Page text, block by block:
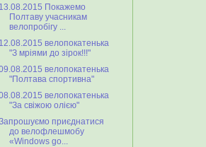
13.08.2015 Покажемо
Полтаву учасникам
велопробігу ...
12.08.2015 велопокатенька
"З мріями до зірок!!!"
велопокатенька
"Полтава спортивна"
велопокатенька
"За свіжою олією"
приєднатися
до велофлешмобу
«Windows go...